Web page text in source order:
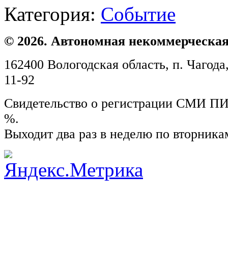
Категория: Событие
© 2026. Автономная
162400 Вологодская область, п.
11-92
Свидетельство о регистрации СМИ
%.
Выходит два раз в неделю по